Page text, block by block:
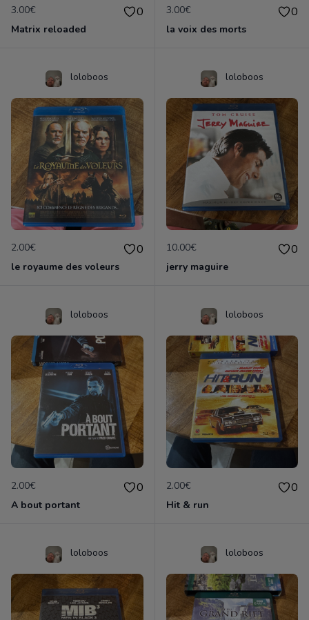
3.00€ 0
Matrix reloaded
3.00€ 0
la voix des morts
loloboos
2.00€ 0
le royaume des voleurs
loloboos
10.00€ 0
jerry maguire
loloboos
2.00€ 0
A bout portant
loloboos
2.00€ 0
Hit & run
loloboos loloboos